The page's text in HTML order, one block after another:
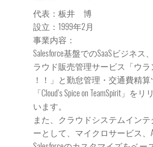
代表：板井 博
設立：1999年2月
事業内容：
Salesforce基盤でのSaaSビジネス
ラウド販売管理サービス「ウラ
！！」と勤怠管理・交通費精
「Cloud’s Spice on TeamSpirit」を
います。
また、クラウドシステムインテ
ーとして、マイクロサービス、